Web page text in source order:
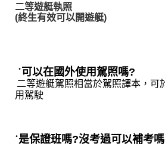
二等遊艇執照
(終生有效可以開遊艇)
˙可以在國外使用駕照嗎?
二等遊艇駕照相當於駕照譯本，可
用駕駛
˙是保證班嗎?沒考過可以補考